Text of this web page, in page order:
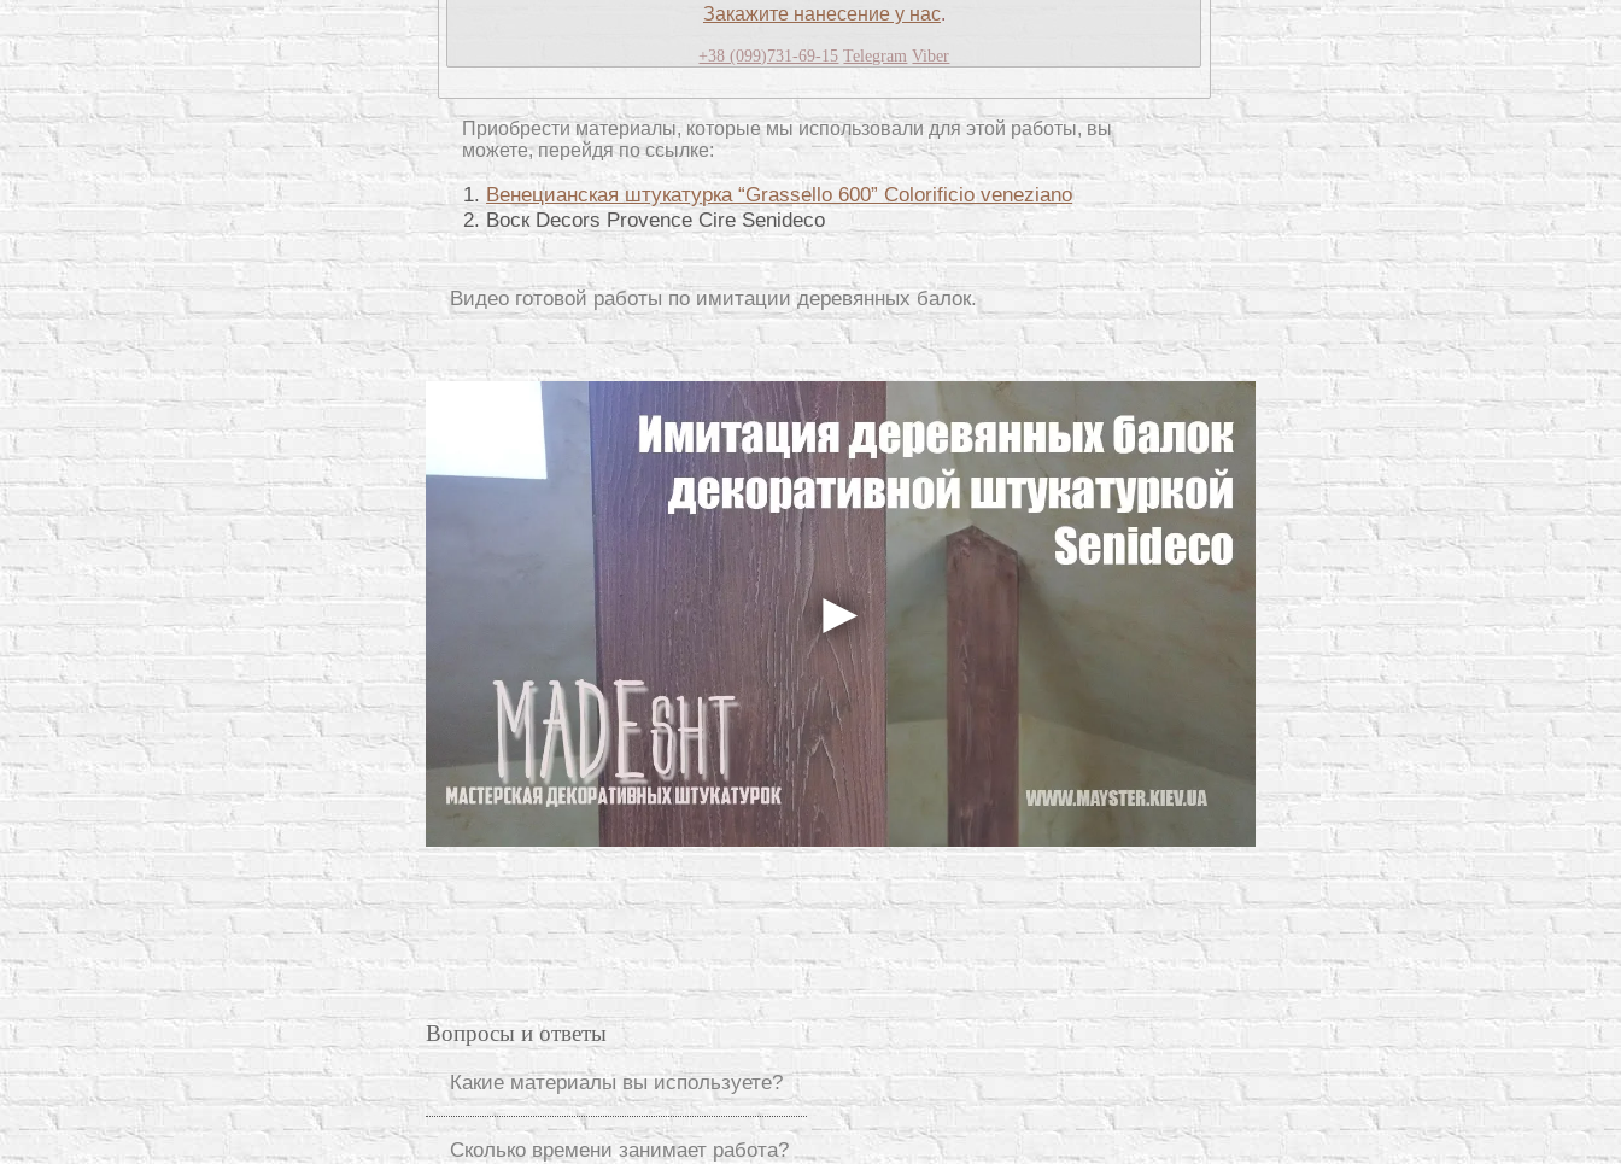
Закажите нанесение у нас.
+38 (099)731-69-15 Telegram Viber
Приобрести материалы, которые мы использовали для этой работы, вы
можете, перейдя по ссылке:
Венецианская штукатурка “Grassello 600” Colorificio veneziano
Воск Decors Provence Cire Senideco
Видео готовой работы по имитации деревянных балок.
Вопросы и ответы
Какие материалы вы используете?
Сколько времени занимает работа?